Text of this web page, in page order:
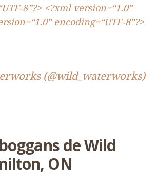
UTF‑8”?> <?xml version=“1.0”
1.0” encoding=“UTF‑8”?>
(@wild_waterworks)
de Wild
ON